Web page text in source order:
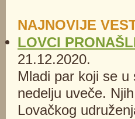
NAJNOVIJE
LOVCI
21.12.2020.
Mladi par koji se
nedelju uveče.
Lovačkog